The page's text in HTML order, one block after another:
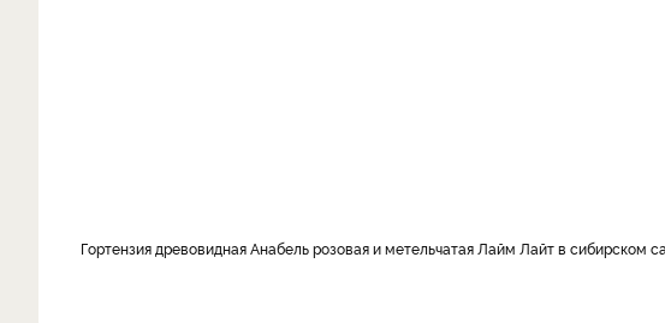
Гортензия древовидная Анабель розовая и метельчатая Лайм Лайт в сибирском